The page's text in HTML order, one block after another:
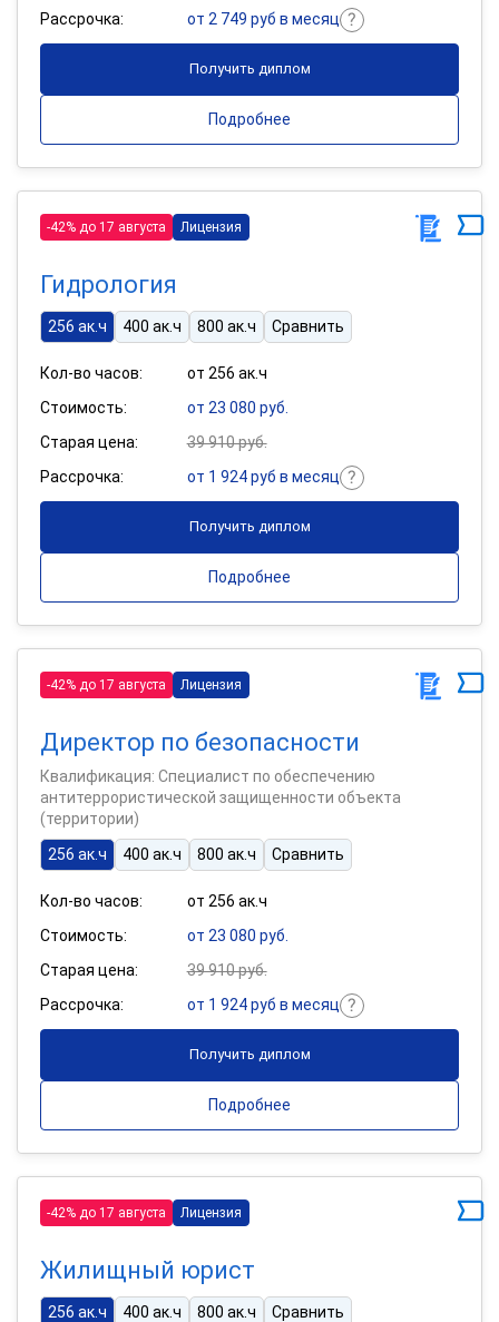
Рассрочка: от 2 749 руб в месяц
Получить диплом
Подробнее
-42% до 17 августа Лицензия
Гидрология
256 ак.ч 400 ак.ч 800 ак.ч Сравнить
Кол-во часов:
от 256 ак.ч
Стоимость:
от 23 080 руб.
Старая цена:
39 910 руб.
Рассрочка:
от 1 924 руб в месяц
Получить диплом
Подробнее
-42% до 17 августа Лицензия
Директор по безопасности
Квалификация: Специалист по обеспечению
антитеррористической защищенности объекта
(территории)
256 ак.ч
400 ак.ч 800 ак.ч Сравнить
Кол-во часов:
от 256 ак.ч
Стоимость:
от 23 080 руб.
Старая цена:
39 910 руб.
Рассрочка:
от 1 924 руб в месяц
Получить диплом
Подробнее
-42% до 17 августа Лицензия
Жилищный юрист
256 ак.ч 400 ак.ч 800 ак.ч Сравнить